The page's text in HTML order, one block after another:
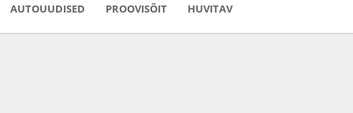
AUTOUUDISED PROOVISÕIT HUVITAV